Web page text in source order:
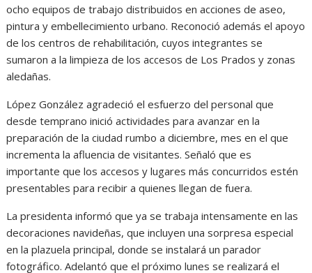
ocho equipos de trabajo distribuidos en acciones de aseo,
pintura y embellecimiento urbano. Reconoció además el apoyo
de los centros de rehabilitación, cuyos integrantes se
sumaron a la limpieza de los accesos de Los Prados y zonas
aledañas.
López González agradeció el esfuerzo del personal que
desde temprano inició actividades para avanzar en la
preparación de la ciudad rumbo a diciembre, mes en el que
incrementa la afluencia de visitantes. Señaló que es
importante que los accesos y lugares más concurridos estén
presentables para recibir a quienes llegan de fuera.
La presidenta informó que ya se trabaja intensamente en las
decoraciones navideñas, que incluyen una sorpresa especial
en la plazuela principal, donde se instalará un parador
fotográfico. Adelantó que el próximo lunes se realizará el